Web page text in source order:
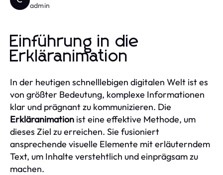
admin
Einführung in die
Erkläranimation
In der heutigen schnelllebigen digitalen Welt ist es
von größter Bedeutung, komplexe Informationen
klar und prägnant zu kommunizieren. Die
Erkläranimation ist eine effektive Methode, um
dieses Ziel zu erreichen. Sie fusioniert
ansprechende visuelle Elemente mit erläuterndem
Text, um Inhalte verstehtlich und einprägsam zu
machen.